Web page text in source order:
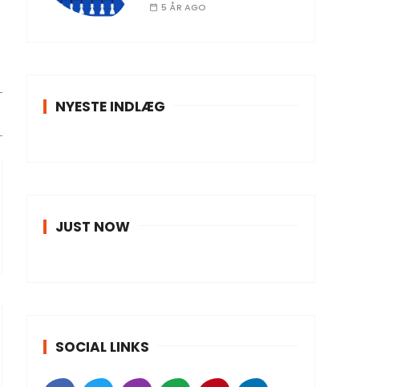
5 ÅR AGO
NYESTE INDLÆG
JUST NOW
SOCIAL LINKS